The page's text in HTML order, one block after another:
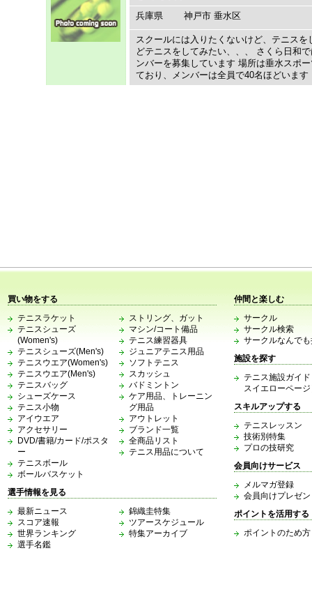
兵庫県 神戸市 垂水区
スクールには入りたくないけど、テニス
どテニスをしてみたい、、、 さくら日和
ンバーを募集しています 場所は垂水スポ
ており、メンバーは全員で40名ほどいます
買い物をする
テニスラケット
テニスシューズ
(Women's)
テニスシューズ(Men's)
テニスウエア(Women's)
テニスウエア(Men's)
テニスバッグ
シューズケース
テニス小物
アイウエア
アクセサリー
DVD/書籍/カード/ポスタ
ー
テニスボール
ボールバスケット
ストリング、ガット
マシン/コート備品
テニス練習器具
ジュニアテニス用品
ソフトテニス
スカッシュ
バドミントン
ケア用品、トレーニン
グ用品
アウトレット
ブランド一覧
全商品リスト
テニス用品について
選手情報を見る
最新ニュース
スコア速報
世界ランキング
選手名鑑
錦織圭特集
ツアースケジュール
特集アーカイブ
仲間と楽しむ
サークル
サークル検索
サークルなんで
施設を探す
テニス施設ガイ
スイエローペー
スキルアップする
テニスレッスン
技術別特集
プロの技研究
会員向けサービス
メルマガ登録
会員向けプレゼ
ポイントを活用する
ポイントのため方